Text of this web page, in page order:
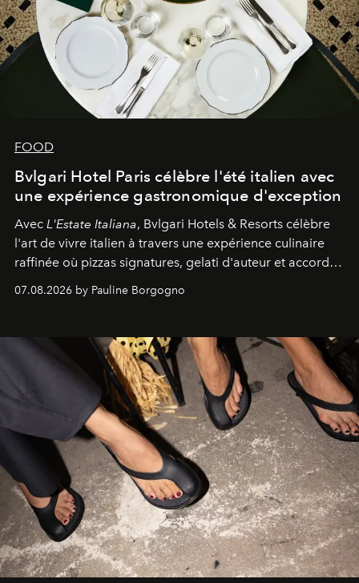
FOOD
Bvlgari Hotel Paris célèbre l'été italien avec
une expérience gastronomique d'exception
Avec L'Estate Italiana, Bvlgari Hotels & Resorts célèbre
l'art de vivre italien à travers une expérience culinaire
raffinée où pizzas signatures, gelati d'auteur et accords
07.08.2026 by Pauline Borgogno